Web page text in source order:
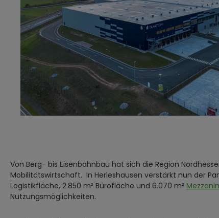
Von Berg- bis Eisenbahnbau hat sich die Region
Mobilitätswirtschaft. In Herleshausen verstärkt nun der
Logistikfläche, 2.850 m² Bürofläche und 6.070 m²
Nutzungsmöglichkeiten.